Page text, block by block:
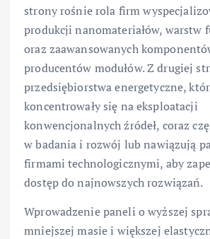
strony rośnie rola firm
produkcji nanomateriałów, warstw
oraz zaawansowanych
producentów modułów. Z drugiej
przedsiębiorstwa energetyczne,
koncentrowały się na eksploatacji
konwencjonalnych źródeł, coraz
w badania i rozwój lub nawiązują
firmami technologicznymi, aby
dostęp do najnowszych rozwiązań.
Wprowadzenie paneli o wyższej
mniejszej masie i większej